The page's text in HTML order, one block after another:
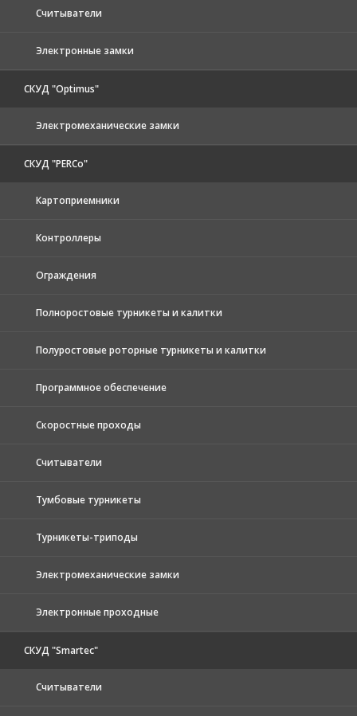
Считыватели
Электронные замки
СКУД "Optimus"
Электромеханические замки
СКУД "PERCo"
Картоприемники
Контроллеры
Ограждения
Полноростовые турникеты и калитки
Полуростовые роторные турникеты и калитки
Программное обеспечение
Скоростные проходы
Считыватели
Тумбовые турникеты
Турникеты-триподы
Электромеханические замки
Электронные проходные
СКУД "Smartec"
Считыватели